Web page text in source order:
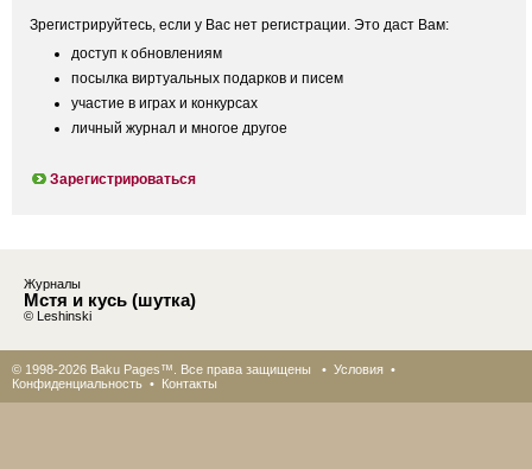
Зрегистрируйтесь, если у Вас нет регистрации. Это даст Вам:
доступ к обновлениям
посылка виртуальных подарков и писем
участие в играх и конкурсах
личный журнал и многое другое
Зарегистрироваться
Журналы
Мстя и кусь (шутка)
© Leshinski
© 1998-2026 Baku Pages™. Все права защищены • Условия •
Конфиденциальность • Контакты